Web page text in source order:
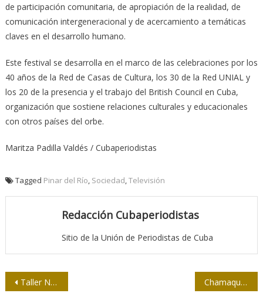
de participación comunitaria, de apropiación de la realidad, de
comunicación intergeneracional y de acercamiento a temáticas
claves en el desarrollo humano.
Este festival se desarrolla en el marco de las celebraciones por los
40 años de la Red de Casas de Cultura, los 30 de la Red UNIAL y
los 20 de la presencia y el trabajo del British Council en Cuba,
organización que sostiene relaciones culturales y educacionales
con otros países del orbe.
Maritza Padilla Valdés / Cubaperiodistas
Tagged Pinar del Río Sociedad Televisión
Redacción Cubaperiodistas
Sitio de la Unión de Periodistas de Cuba
Navegación
Taller Nacional Martí y la Prensa, para profundizar en su legado Chamaquili cumple 10 en ambiente de Feria